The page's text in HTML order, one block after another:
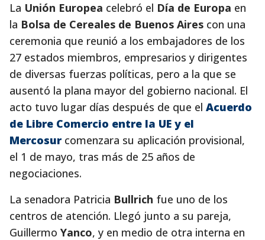
La Unión Europea celebró el Día de Europa en
la Bolsa de Cereales de Buenos Aires con una
ceremonia que reunió a los embajadores de los
27 estados miembros, empresarios y dirigentes
de diversas fuerzas políticas, pero a la que se
ausentó la plana mayor del gobierno nacional. El
acto tuvo lugar días después de que el Acuerdo
de Libre Comercio entre la UE y el
Mercosur comenzara su aplicación provisional,
el 1 de mayo, tras más de 25 años de
negociaciones.
La senadora Patricia Bullrich fue uno de los
centros de atención. Llegó junto a su pareja,
Guillermo Yanco, y en medio de otra interna en